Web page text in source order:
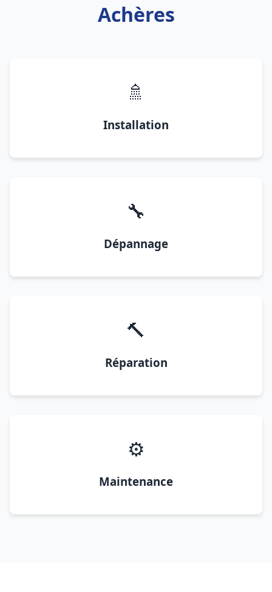
Achères
🚿
Installation
🔧
Dépannage
🔨
Réparation
⚙️
Maintenance